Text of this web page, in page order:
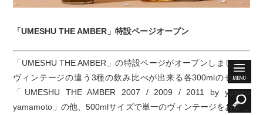
「UMESHU THE AMBER」特設ページオープン
「UMESHU THE AMBER」の特設ページがオープンしました。
ヴィンテージの違う3種の飲み比べが出来る各300mlのセット
「UMESHU THE AMBER 2007 / 2009 / 2011 by yuzuru
yamamoto」の他、500mlサイズで単一のヴィンテージをお楽し